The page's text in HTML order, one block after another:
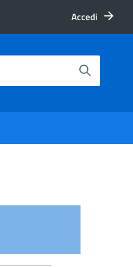
Accedi